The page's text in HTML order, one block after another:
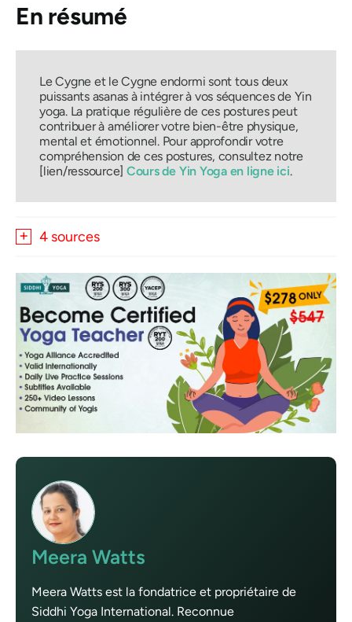
En résumé
Le Cygne et le Cygne endormi sont tous deux
puissants asanas à intégrer à vos séquences de Yin
yoga. La pratique régulière de ces postures peut
contribuer à améliorer votre bien-être physique,
mental et émotionnel. Pour approfondir votre
compréhension de ces postures, consultez notre
[lien/ressource] Cours de Yin Yoga en ligne ici.
4 sources
Meera Watts
Meera Watts est la fondatrice et propriétaire de
Siddhi Yoga International. Reconnue